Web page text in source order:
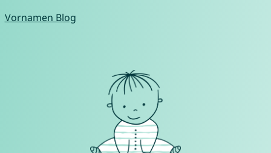
Vornamen Blog